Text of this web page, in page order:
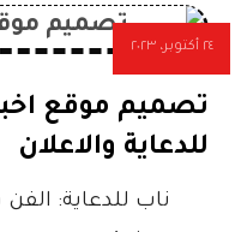
تصميم موقع
للدعاية والاعلان
٢٤ أكتوبر، ٢٠٢٣
ناب للدعاية: الفن